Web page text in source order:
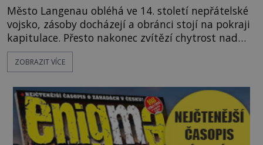
Město Langenau obléhá ve 14. století nepřátelské
vojsko, zásoby docházejí a obránci stojí na pokraji
kapitulace. Přesto nakonec zvítězí chytrost nad
hrubou silou. Podle staré německé legendy vypustí
obyvatelé za hradby dobře živeného králíka, aby
dost. Čas pracuje pro obléhatele. Ve městě ubývají
zásoby a každý den znamená další porci strádá
ZOBRAZIT VÍCE